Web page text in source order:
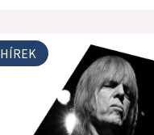
HÍREK